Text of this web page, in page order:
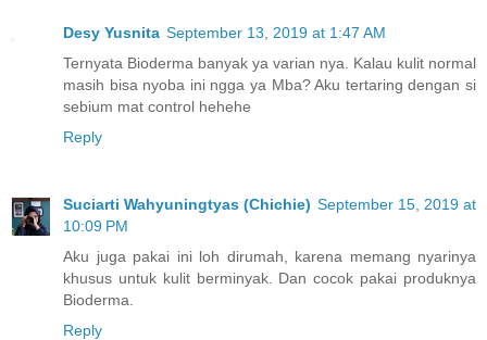
Desy Yusnita September 13, 2019 at 1:47 AM
Ternyata Bioderma banyak ya varian nya. Kalau kulit normal
masih bisa nyoba ini ngga ya Mba? Aku tertaring dengan si
sebium mat control hehehe
Reply
Suciarti Wahyuningtyas (Chichie) September 15, 2019 at
10:09 PM
Aku juga pakai ini loh dirumah, karena memang nyarinya
khusus untuk kulit berminyak. Dan cocok pakai produknya
Bioderma.
Reply